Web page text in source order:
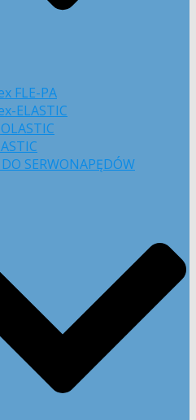
FLE-PA
ELASTIC
DO SERWONAPĘDÓW